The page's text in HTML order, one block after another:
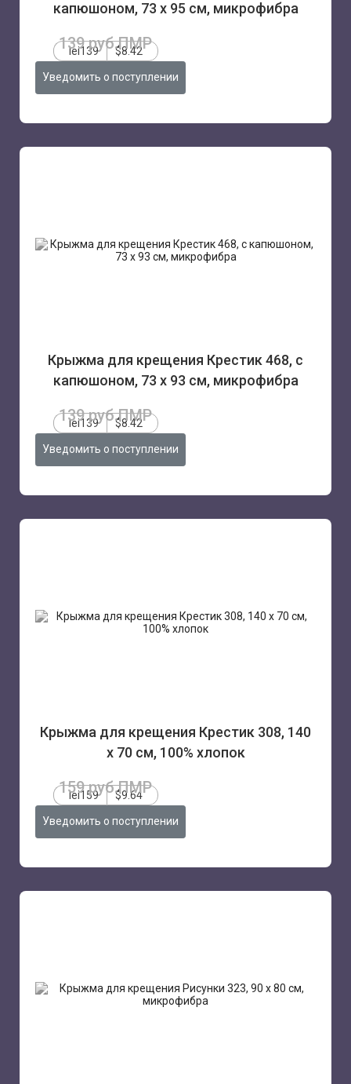
капюшоном, 73 х 95 см, микрофибра
139 руб.ПМР
lei139 $8.42
Уведомить о поступлении
Крыжма для крещения Крестик 468, с
капюшоном, 73 х 93 см, микрофибра
139 руб.ПМР
lei139 $8.42
Уведомить о поступлении
Крыжма для крещения Крестик 308, 140
х 70 см, 100% хлопок
159 руб.ПМР
lei159 $9.64
Уведомить о поступлении